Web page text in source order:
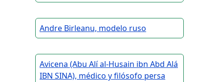
Andre Birleanu, modelo ruso
Avicena (Abu Alí al-Husain ibn Abd Alá
IBN SINA), médico y filósofo persa